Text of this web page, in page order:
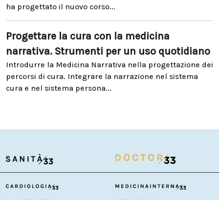
ha progettato il nuovo corso...
Progettare la cura con la medicina
narrativa. Strumenti per un uso quotidiano
Introdurre la Medicina Narrativa nella progettazione dei
percorsi di cura. Integrare la narrazione nel sistema
cura e nel sistema persona...